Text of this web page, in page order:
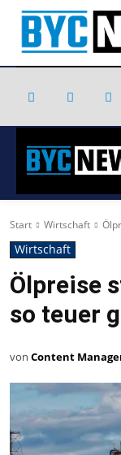
Start Wirtschaft
Wirtschaft
Ölpreise
so teuer
von Content